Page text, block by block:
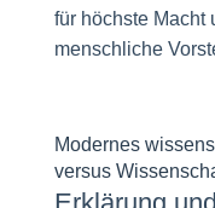
für höchste Macht
menschliche
Modernes
versus